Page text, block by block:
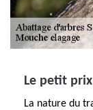
Le petit
La nature du